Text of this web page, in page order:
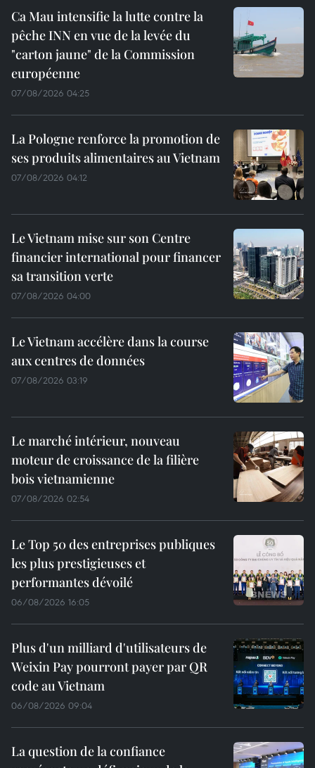
Ca Mau intensifie la lutte contre la
pêche INN en vue de la levée du
"carton jaune" de la Commission
européenne
07/08/2026 04:25
La Pologne renforce la promotion de
ses produits alimentaires au Vietnam
07/08/2026 04:12
Le Vietnam mise sur son Centre
financier international pour financer
sa transition verte
07/08/2026 04:00
Le Vietnam accélère dans la course
aux centres de données
07/08/2026 03:19
Le marché intérieur, nouveau
moteur de croissance de la filière
bois vietnamienne
07/08/2026 02:54
Le Top 50 des entreprises publiques
les plus prestigieuses et
performantes dévoilé
06/08/2026 16:05
Plus d'un milliard d'utilisateurs de
Weixin Pay pourront payer par QR
code au Vietnam
06/08/2026 09:04
La question de la confiance